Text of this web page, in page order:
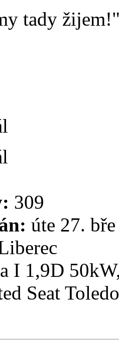
tady
309
úte 27.
I 1,9D
Seat